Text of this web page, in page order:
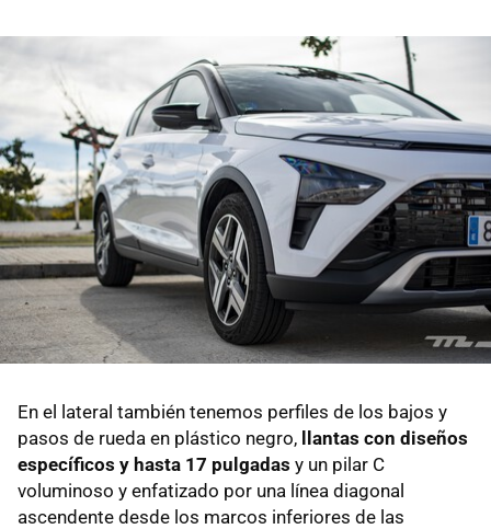
En el lateral también tenemos perfiles de los bajos y
pasos de rueda en plástico negro, llantas con diseños
específicos y hasta 17 pulgadas y un pilar C
voluminoso y enfatizado por una línea diagonal
ascendente desde los marcos inferiores de las